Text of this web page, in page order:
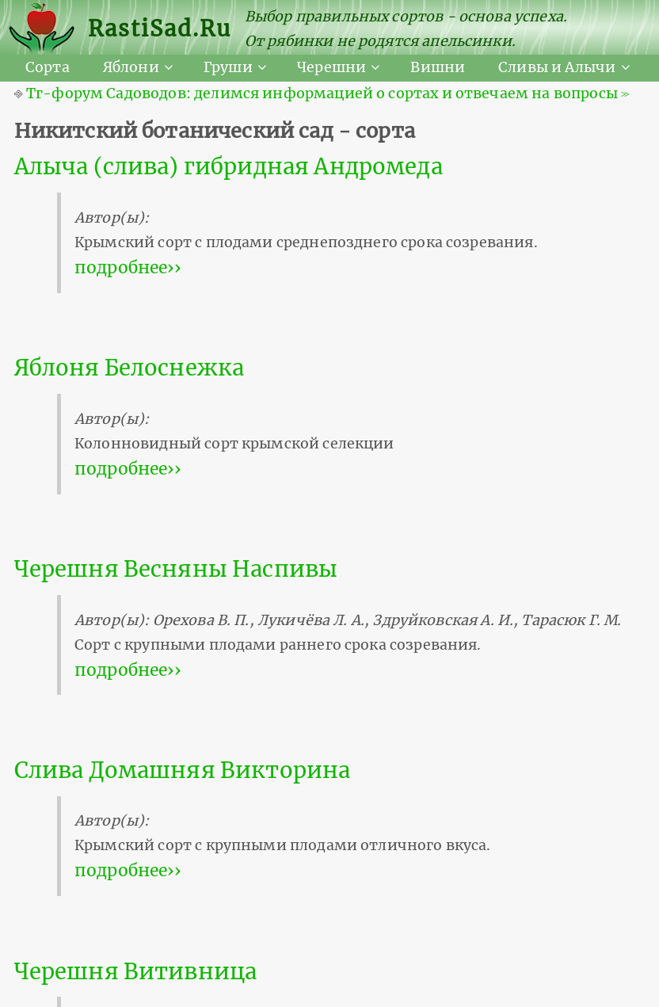
RastiSad.Ru
Выбор правильных сортов - основа успеха.
От рябинки не родятся апельсинки.
Сорта
Яблони Груши Черешни Вишни Сливы и Алычи
⎆Тг-форум Садоводов: делимся информацией о сортах и отвечаем на вопросы ≫
Никитский ботанический сад - сорта
Алыча (слива) гибридная Андромеда
Автор(ы):
Крымский сорт с плодами среднепозднего срока созревания.
подробнее››
Яблоня Белоснежка
Автор(ы):
Колонновидный сорт крымской селекции
подробнее››
Черешня Весняны Наспивы
Автор(ы): Орехова В. П., Лукичёва Л. А., Здруйковская А. И., Тарасюк Г. М.
Сорт с крупными плодами раннего срока созревания.
подробнее››
Слива Домашняя Викторина
Автор(ы):
Крымский сорт с крупными плодами отличного вкуса.
подробнее››
Черешня Витивница